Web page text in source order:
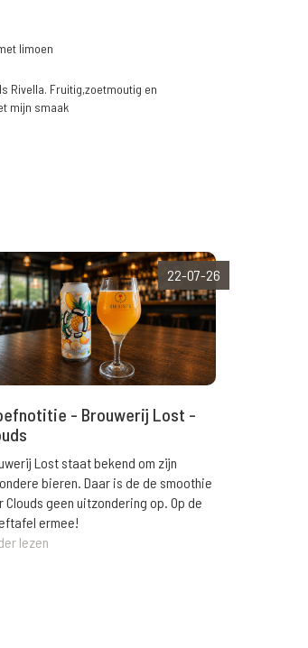
limoen
Rivella. Fruitig,zoetmoutig en
mijn smaak
22-07-26
- Brouwerij Lost -
Lost staat bekend om zijn
bieren. Daar is de de smoothie
Clouds geen uitzondering op. Op de
ermee!
lezen